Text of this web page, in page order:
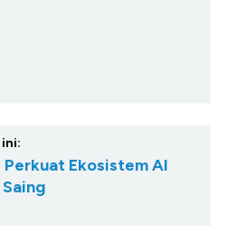
Ekosistem AI